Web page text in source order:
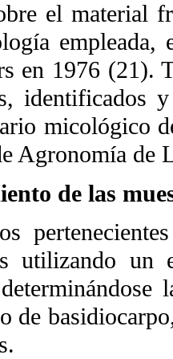
el material
empleada,
en 1976 (21).
identificados
micológico
Agronomía de
de las
utilizando un
de